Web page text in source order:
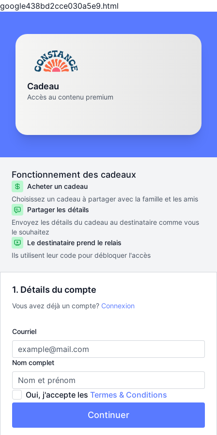
google438bd2cce030a5e9.html
1. Détails du compte
Vous avez déjà un compte? Connexion
Courriel
Nom complet
Oui, j'accepte les Termes & Conditions
Continuer
Cadeau
Accès au contenu premium
Fonctionnement des cadeaux
Acheter un cadeau
Choisissez un cadeau à partager avec la famille et les amis
Partager les détails
Envoyez les détails du cadeau au destinataire comme vous
le souhaitez
Le destinataire prend le relais
Ils utilisent leur code pour débloquer l'accès